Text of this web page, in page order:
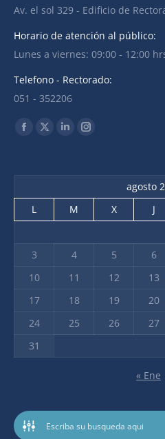
Av. el sol 329 - Edificio de
Horario de atención al público:
Lunes a viernes: 09:00 - 12:00
Telefono - Rectorado:
051 - 352206
Find us on:
agosto
L
M X J
3
4 5 6
10
11 12 13
17
18 19 20
24
25 26 27
31
« Ene